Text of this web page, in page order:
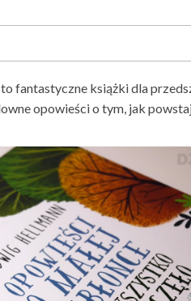
to fantastyczne książki dla
opowieści o tym, jak